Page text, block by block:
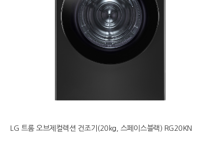
LG 트롬 오브제컬렉션 건조기(20kg, 스페이스블랙) RG20KN